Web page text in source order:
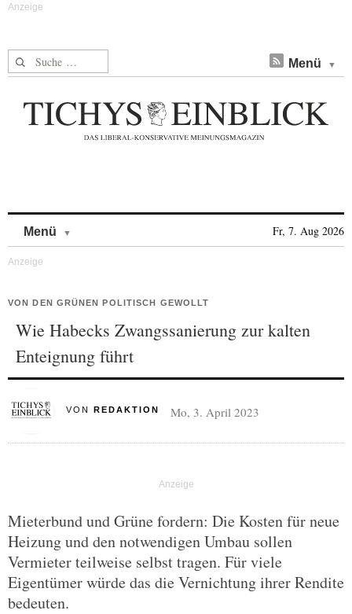
Suche nach: Menü
Menü Fr, 7. Aug 2026
VON DEN GRÜNEN POLITISCH GEWOLLT
Wie Habecks Zwangssanierung zur kalten
Enteignung führt
VON REDAKTION Mo, 3. April 2023
Mieterbund und Grüne fordern: Die Kosten für neue
Heizung und den notwendigen Umbau sollen
Vermieter teilweise selbst tragen. Für viele
Eigentümer würde das die Vernichtung ihrer Rendite
bedeuten.